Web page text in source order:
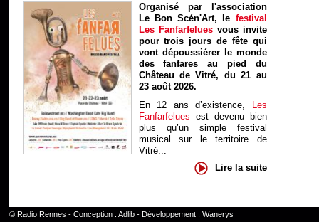
Organisé par l'association
Le Bon Scén'Art, le festival
Les Fanfarfelues vous invite
pour trois jours de fête qui
vont dépoussiérer le monde
des fanfares au pied du
Château de Vitré, du 21 au
23 août 2026.
En 12 ans d’existence, Les
Fanfarfelues est devenu bien
plus qu’un simple festival
musical sur le territoire de
Vitré...
Lire la suite
© Radio Rennes - Conception : Adlib- Développement : Wanerys